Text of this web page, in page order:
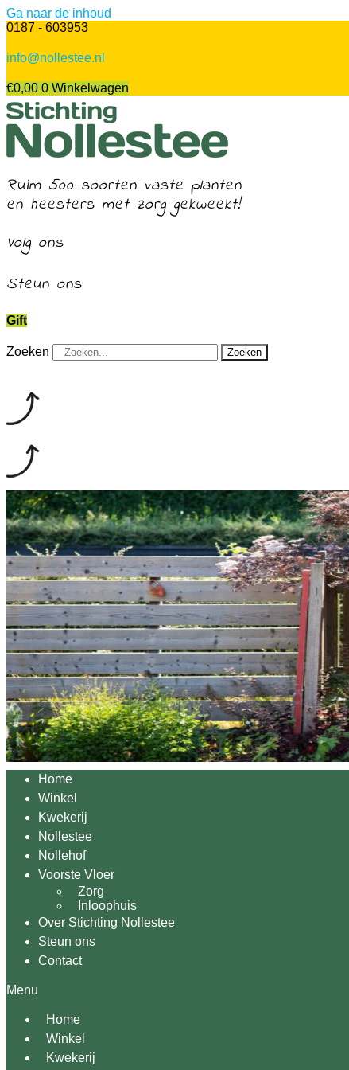
Ga naar de inhoud
0187 - 603953
info@nollestee.nl
€0,00 0 Winkelwagen
Ruim 500 soorten vaste planten
en heesters met zorg gekweekt!
Volg ons
Steun ons
Gift
Zoeken Zoeken
Home
Winkel
Kwekerij
Nollestee
Nollehof
Voorste Vloer
Zorg
Inloophuis
Over Stichting Nollestee
Steun ons
Contact
Menu
Home
Winkel
Kwekerij